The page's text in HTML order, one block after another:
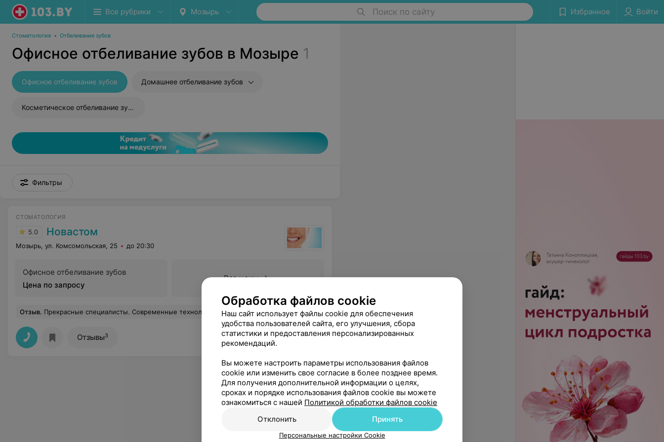
Все рубрики Мозырь Поиск по сайту Избранное Войти
Стоматология • Отбеливание зубов
Офисное отбеливание зубов в Мозыре 1
Офисное отбеливание зубов Домашнее отбеливание зубов
Косметическое отбеливание зубов
Фильтры
СТОМАТОЛОГИЯ
5.0 Новастом
Мозырь, ул. Комсомольская, 25 до 20:30
Офисное отбеливание зубов
Цена по запросу
Все цены
Отзыв. Прекрасные специалисты. Современные технологии лечения и протезирования. Цены ниже российских. Еще
Отзывы3
Обработка файлов cookie
Наш сайт использует файлы cookie для обеспечения
удобства пользователей сайта, его улучшения, сбора
статистики и предоставления персонализированных
рекомендаций.
Вы можете настроить параметры использования файлов
cookie или изменить свое согласие в более позднее время.
Для получения дополнительной информации о целях,
сроках и порядке использования файлов cookie вы можете
ознакомиться с нашей Политикой обработки файлов cookie
Отклонить
Принять
Персональные настройки Cookie